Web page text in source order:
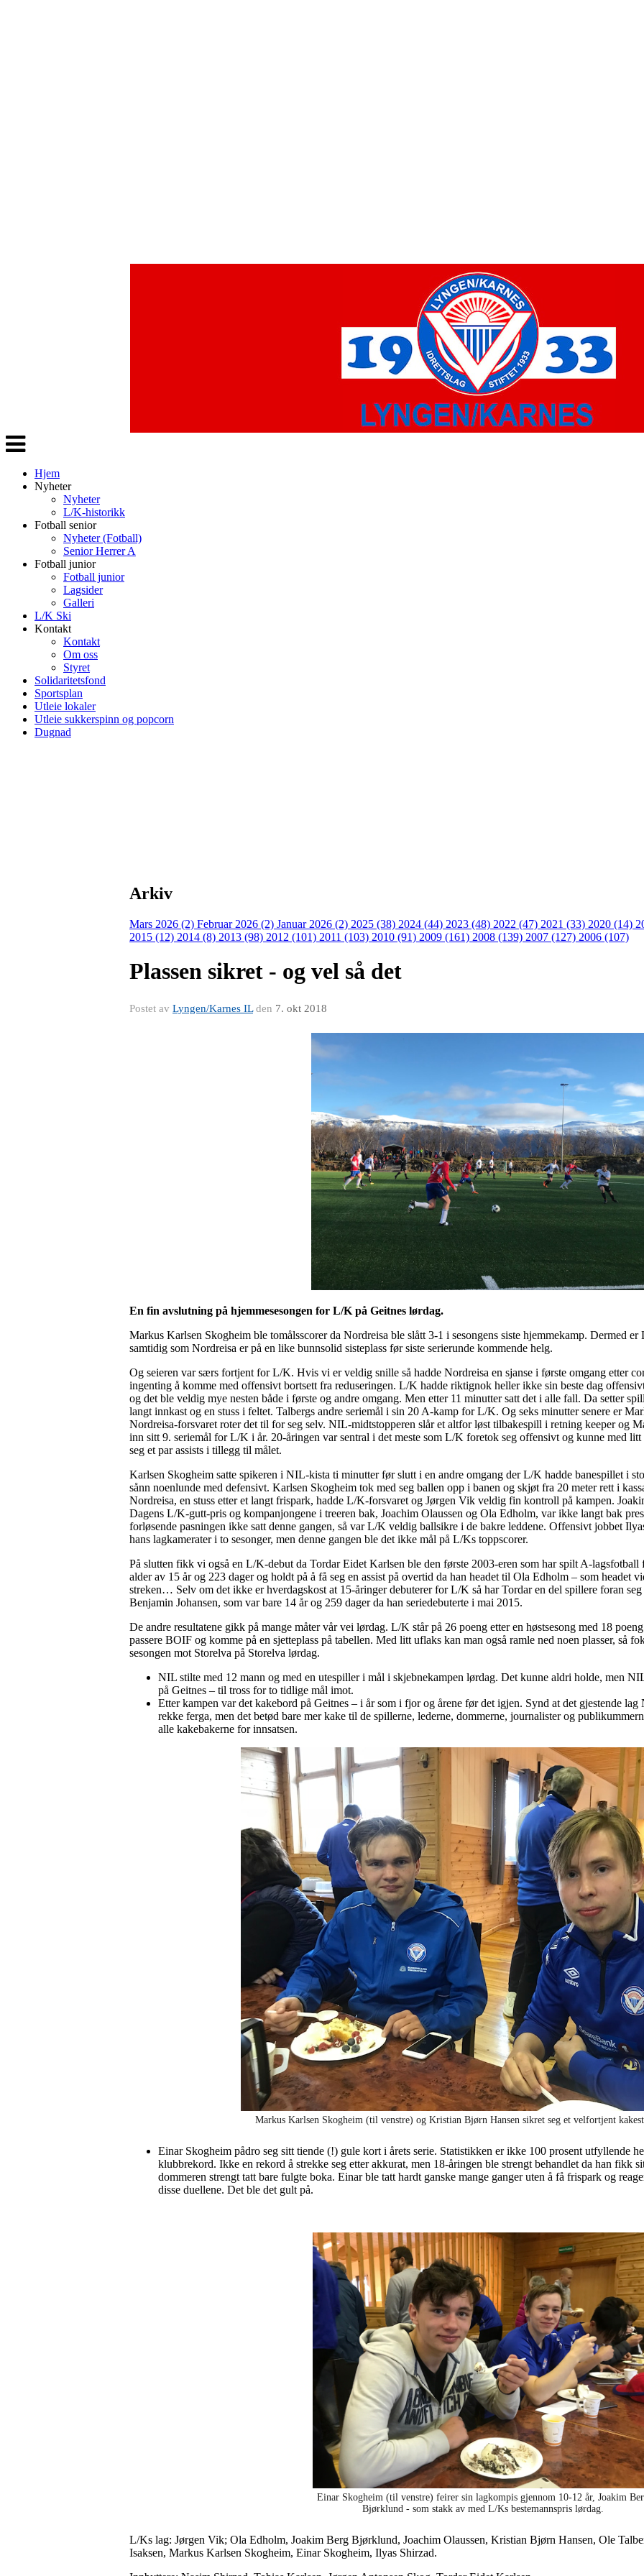
Veksle
navigasjon
Hjem
Nyheter
Nyheter
L/K-historikk
Fotball senior
Nyheter (Fotball)
Senior Herrer A
Fotball junior
Fotball junior
Lagsider
Galleri
L/K Ski
Kontakt
Kontakt
Om oss
Styret
Solidaritetsfond
Sportsplan
Utleie lokaler
Utleie sukkerspinn og popcorn
Dugnad
Arkiv
Mars 2026 (2) Februar 2026 (2) Januar 2026 (2) 2025 (38) 2024 (44) 2023 (48) 2022 (47) 2021 (33) 2020 (14)
2015 (12) 2014 (8) 2013 (98) 2012 (101) 2011 (103) 2010 (91) 2009 (161) 2008 (139) 2007 (127) 2006 (107)
Plassen sikret - og vel så det
Postet av Lyngen/Karnes ILden 7. okt 2018
En fin avslutning på hjemmesesongen for L/K på Geitnes lørdag.
Markus Karlsen Skogheim ble tomålsscorer da Nordreisa ble slått 3-1 i sesongens siste hjemmekamp. Dermed
samtidig som Nordreisa er på en like bunnsolid sisteplass før siste serierunde kommende helg.
Og seieren var særs fortjent for L/K. Hvis vi er veldig snille så hadde Nordreisa en sjanse i første omgang etter
ingenting å komme med offensivt bortsett fra reduseringen. L/K hadde riktignok heller ikke sin beste dag
og det ble veldig mye nesten både i første og andre omgang. Men etter 11 minutter satt det i alle fall. Da setter
langt innkast og en stuss i feltet. Talbergs andre seriemål i sin 20 A-kamp for L/K. Og seks minutter senere er
Nordreisa-forsvaret roter det til for seg selv. NIL-midtstopperen slår et altfor løst tilbakespill i retning keeper og
inn sitt 9. seriemål for L/K i år. 20-åringen var sentral i det meste som L/K foretok seg offensivt og kunne med
seg et par assists i tillegg til målet.
Karlsen Skogheim satte spikeren i NIL-kista ti minutter før slutt i en andre omgang der L/K hadde banespillet i
sånn noenlunde med defensivt. Karlsen Skogheim tok med seg ballen opp i banen og skjøt fra 20 meter rett i
Nordreisa, en stuss etter et langt frispark, hadde L/K-forsvaret og Jørgen Vik veldig fin kontroll på kampen.
Dagens L/K-gutt-pris og kompanjongene i treeren bak, Joachim Olaussen og Ola Edholm, var ikke langt bak
forløsende pasningen ikke satt denne gangen, så var L/K veldig ballsikre i de bakre leddene. Offensivt jobbet
hans lagkamerater i to sesonger, men denne gangen ble det ikke mål på L/Ks toppscorer.
På slutten fikk vi også en L/K-debut da Tordar Eidet Karlsen ble den første 2003-eren som har spilt A-
alder av 15 år og 223 dager og holdt på å få seg en assist på overtid da han headet til Ola Edholm – som headet
streken… Selv om det ikke er hverdagskost at 15-åringer debuterer for L/K så har Tordar en del spillere foran
Benjamin Johansen, som var bare 14 år og 259 dager da han seriedebuterte i mai 2015.
De andre resultatene gikk på mange måter vår vei lørdag. L/K står på 26 poeng etter en høstsesong med 18
passere BOIF og komme på en sjetteplass på tabellen. Med litt uflaks kan man også ramle ned noen plasser, så
sesongen mot Storelva på Storelva lørdag.
NIL stilte med 12 mann og med en utespiller i mål i skjebnekampen lørdag. Det kunne aldri holde, men
på Geitnes – til tross for to tidlige mål imot.
Etter kampen var det kakebord på Geitnes – i år som i fjor og årene før det igjen. Synd at det gjestende
rekke ferga, men det betød bare mer kake til de spillerne, lederne, dommerne, journalister og
alle kakebakerne for innsatsen.
Markus Karlsen Skogheim (til venstre) og Kristian Bjørn Hansen sikret seg et velfortjent
Einar Skogheim pådro seg sitt tiende (!) gule kort i årets serie. Statistikken er ikke 100 prosent utfyllende
klubbrekord. Ikke en rekord å strekke seg etter akkurat, men 18-åringen ble strengt behandlet da han fikk
dommeren strengt tatt bare fulgte boka. Einar ble tatt hardt ganske mange ganger uten å få frispark og
disse duellene. Det ble det gult på.
Einar Skogheim (til venstre) feirer sin lagkompis gjennom 10-12 år, Joakim
Bjørklund - som stakk av med L/Ks bestemannspris lørdag.
L/Ks lag: Jørgen Vik; Ola Edholm, Joakim Berg Bjørklund, Joachim Olaussen, Kristian Bjørn Hansen, Ole
Isaksen, Markus Karlsen Skogheim, Einar Skogheim, Ilyas Shirzad.